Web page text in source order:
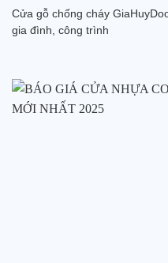
Cửa gỗ chống cháy
gia đình, công trình